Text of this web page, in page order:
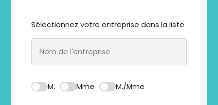
Sélectionnez votre entreprise dans la liste
M. Mme M./Mme